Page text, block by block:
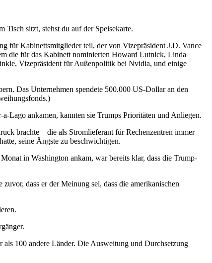
Tisch sitzt, stehst du auf der Speisekarte.
für Kabinettsmitglieder teil, der von Vizepräsident J.D. Vance
die für das Kabinett nominierten Howard Lutnick, Linda
Vizepräsident für Außenpolitik bei Nvidia, und einige
Das Unternehmen spendete 500.000 US-Dollar an den
Lago ankamen, kannten sie Trumps Prioritäten und Anliegen.
brachte – die als Stromlieferant für Rechenzentren immer
seine Ängste zu beschwichtigen.
in Washington ankam, war bereits klar, dass die Trump-
dass er der Meinung sei, dass die amerikanischen
100 andere Länder. Die Ausweitung und Durchsetzung